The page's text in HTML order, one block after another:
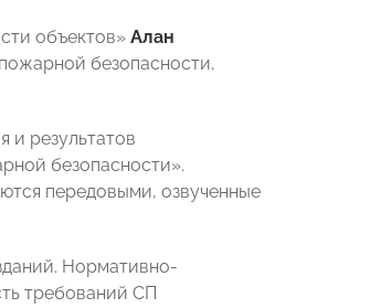
объектов» Алан
безопасности,
и результатов
безопасности».
передовыми, озвученные
Нормативно-
требований СП